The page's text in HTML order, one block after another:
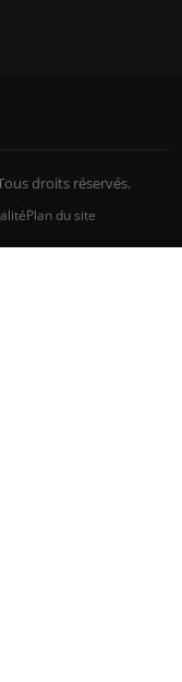
droits réservés.
Plan du site